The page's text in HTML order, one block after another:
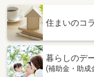
住まいのコ
暮らしのデ
(補助金・助成